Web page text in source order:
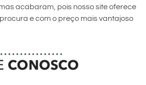
acabaram, pois nosso site oferece
e com o preço mais vantajoso